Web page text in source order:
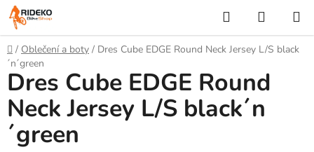
Přejít
na
obsah
Hledat
KOŠÍK
Domů
/ Oblečení a boty / Dres Cube EDGE Round Neck Jersey L/S black
´n´green
Dres Cube EDGE Round
Neck Jersey L/S black´n
´green